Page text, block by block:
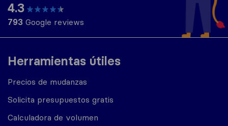
Herramientas útiles
Precios de mudanzas
Solicita presupuestos gratis
Calculadora de volumen
4.3
793 Google reviews